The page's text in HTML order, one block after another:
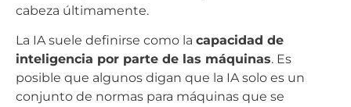
cabeza últimamente.
La IA suele definirse como la capacidad de
inteligencia por parte de las máquinas. Es
posible que algunos digan que la IA solo es un
conjunto de normas para máquinas que se